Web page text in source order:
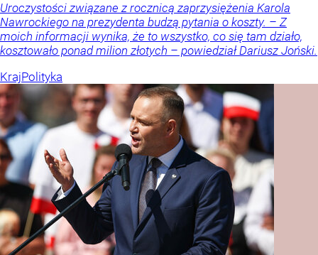
Uroczystości związane z rocznicą zaprzysiężenia Karola
Nawrockiego na prezydenta budzą pytania o koszty. – Z
moich informacji wynika, że to wszystko, co się tam działo,
kosztowało ponad milion złotych – powiedział Dariusz Joński.
KrajPolityka